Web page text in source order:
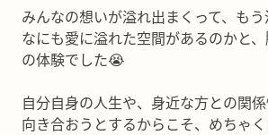
みんなの想いが溢れ出まくって、も
なにも愛に溢れた空間があるのかと
の体験でした😭
自分自身の人生や、身近な方との関
向き合おうとするからこそ、めちゃ